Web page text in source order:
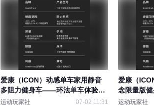
爱康（ICON）动感单车家用静音
多阻力健身车——环法单车体验评
测与对比解析
运动玩家社 07-02 11:31
爱康（
念限量版
对比分析
运动玩家社